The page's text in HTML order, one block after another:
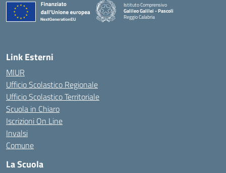
Istituto Comprensivo
Galileo Galilei - Pascoli
Reggio Calabria
Link Esterni
MIUR
Ufficio Scolastico Regionale
Ufficio Scolastico Territoriale
Scuola in Chiaro
Iscrizioni On Line
Invalsi
Comune
La Scuola